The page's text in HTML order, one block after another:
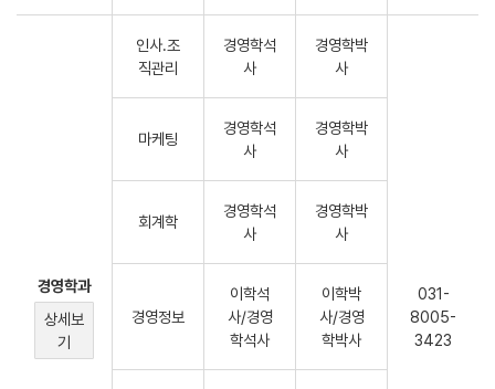
경영학과
상세보
기
인사.조
직관리
경영학석
사
경영학박
사
031-
8005-
3423
마케팅
경영학석
사
경영학박
사
회계학
경영학석
사
경영학박
사
경영정보
이학석
사/경영
학석사
이학박
사/경영
학박사